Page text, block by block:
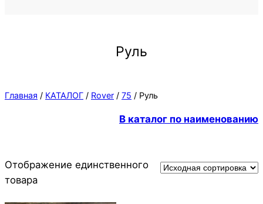
Руль
Главная / КАТАЛОГ / Rover / 75 / Руль
В каталог по наименованию
Отображение единственного
товара